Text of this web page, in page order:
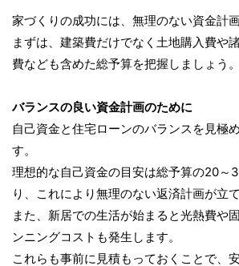
家づくりの成功には、無理のない資金計
まずは、建築費だけでなく土地購入費や
費なども含めた総予算を把握しましょう。
バランスの良い資金計画のために
自己資金と住宅ローンのバランスを見極
す。
理想的な自己資金の目安は総予算の20～
り、これにより無理のない返済計画が立て
また、新居での生活が始まると光熱費や
ンニングコストも発生します。
これらも事前に見積もっておくことで、